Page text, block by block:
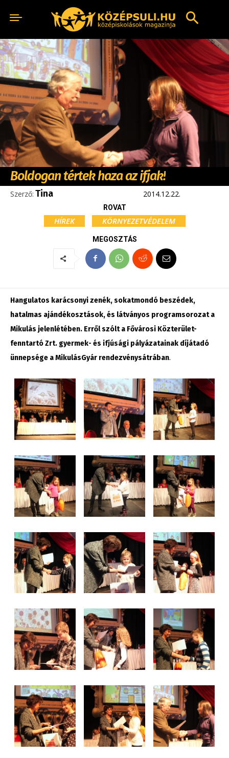
Boldogan tértek haza az ifjak!
Szerző: Tina 2014.12.22.
ROVAT
HÍREK KÖRNYEZETVÉDELEM
MEGOSZTÁS
Hangulatos karácsonyi zenék, sokatmondó beszédek,
hatalmas ajándékosztások, és látványos programsorozat a
Mikulás jelenlétében. Erről szólt a Fővárosi Közterület-
fenntartó Zrt. gyermek- és ifjúsági pályázatainak díjátadó
ünnepsége a MikulásGyár rendezvénysátrában.